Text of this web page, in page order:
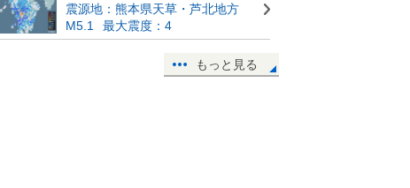
震源地：熊本県天草・芦北地方
M5.1
最大震度：4
もっと見る